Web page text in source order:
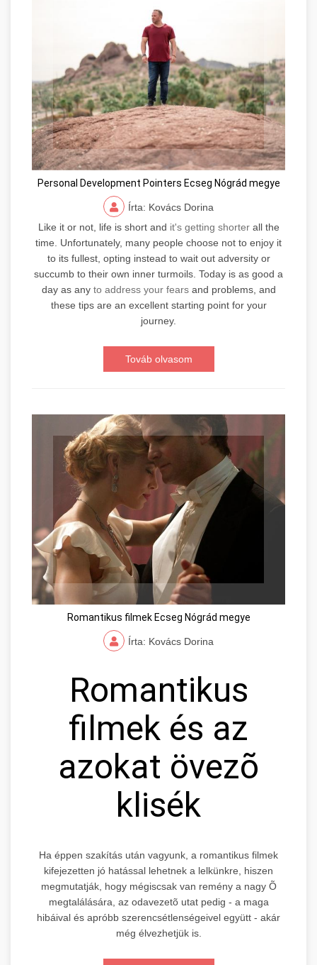
Personal Development Pointers Ecseg Nógrád megye
Írta: Kovács Dorina
Like it or not, life is short and it's getting shorterall the
time. Unfortunately, many people choose not to enjoy it
to its fullest, opting instead to wait out adversity or
succumb to their own inner turmoils. Today is as good a
day as any to address your fearsand problems, and
these tips are an excellent starting point for your
journey.
Továb olvasom
Romantikus filmek Ecseg Nógrád megye
Írta: Kovács Dorina
Romantikus
filmek és az
azokat övezõ
klisék
Ha éppen szakítás után vagyunk, a romantikus filmek
kifejezetten jó hatással lehetnek a lelkünkre, hiszen
megmutatják, hogy mégiscsak van remény a nagy Õ
megtalálására, az odavezetõ utat pedig - a maga
hibáival és apróbb szerencsétlenségeivel együtt - akár
még élvezhetjük is.